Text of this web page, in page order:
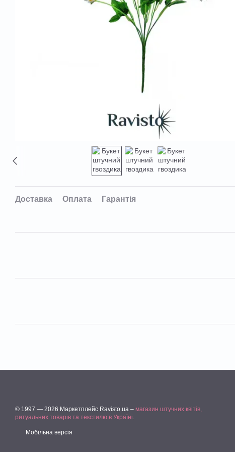
Доставка Оплата Гарантія
© 1997 — 2026 Маркетплейс Ravisto.ua – магазин штучних квітів,
ритуальних товарів та текстилю в Україні.
Мобільна версія